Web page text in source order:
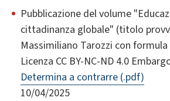
Pubblicazione del volume
cittadinanza globale" (titolo
Massimiliano Tarozzi con formula
Licenza CC BY-NC-ND 4.0
Determina a contrarre (.pdf)
10/04/2025